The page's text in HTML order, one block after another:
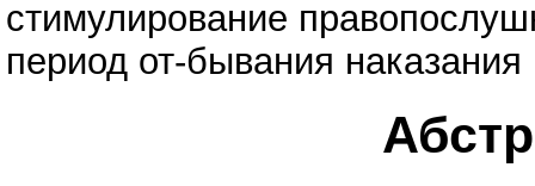
стимулирование
период от-бывания наказания